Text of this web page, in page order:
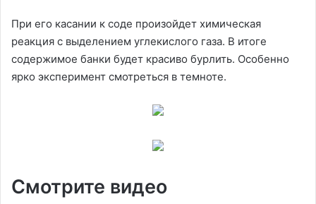
При его касании к соде произойдет химическая
реакция с выделением углекислого газа. В итоге
содержимое банки будет красиво бурлить. Особенно
ярко эксперимент смотреться в темноте.
Смотрите видео